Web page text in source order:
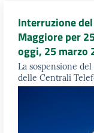
Interruzione
Maggiore per
oggi, 25 marzo
La sospensione
delle Centrali